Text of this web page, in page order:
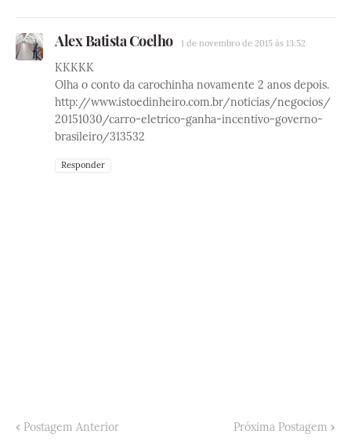
Alex Batista Coelho 1 de novembro de 2015 às 13:52
KKKKK
Olha o conto da carochinha novamente 2 anos depois.
http://www.istoedinheiro.com.br/noticias/negocios/
20151030/carro-eletrico-ganha-incentivo-governo-
brasileiro/313532
Responder
Postagem Anterior Próxima Postagem